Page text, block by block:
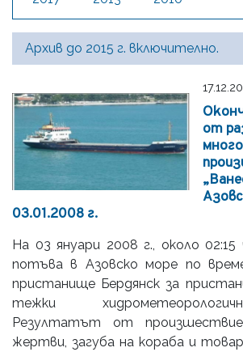
Архив до 2015 г. включително.
от
03.01.2008 г.
На 03 януари 2008 г., около 02:15
потъва в Азовско море по
пристанище Бердянск за
тежки
Резултатът от
жертви, загуба на кораба и